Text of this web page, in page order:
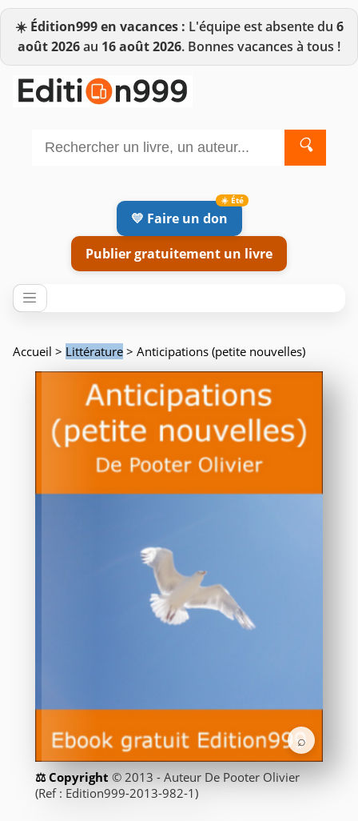
☀️ Édition999 en vacances : L'équipe est absente du 6
août 2026au 16 août 2026. Bonnes vacances à tous !
🔍
💛 Faire un don
Publier gratuitement un livre
Accueil > Littérature > Anticipations (petite nouvelles)
⌕
© 2013 - Auteur De Pooter Olivier
(Ref : Edition999-2013-982-1)